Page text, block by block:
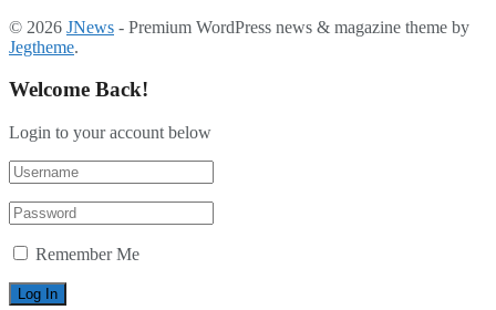
© 2026 JNews - Premium WordPress news & magazine theme by
Jegtheme.
Welcome Back!
Login to your account below
Remember Me